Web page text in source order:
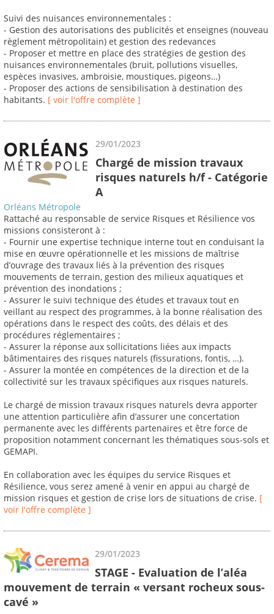
Suivi des nuisances environnementales :
- Gestion des autorisations des publicités et enseignes (nouveau
règlement métropolitain) et gestion des redevances
- Proposer et mettre en place des stratégies de gestion des
nuisances environnementales (bruit, pollutions visuelles,
espèces invasives, ambroisie, moustiques, pigeons…)
- Proposer des actions de sensibilisation à destination des
habitants. [ voir l'offre complète ]
29/01/2023
Chargé de mission travaux
risques naturels h/f - Catégorie
A
Orléans Métropole
Rattaché au responsable de service Risques et Résilience vos
missions consisteront à :
- Fournir une expertise technique interne tout en conduisant la
mise en œuvre opérationnelle et les missions de maîtrise
d’ouvrage des travaux liés à la prévention des risques
mouvements de terrain, gestion des milieux aquatiques et
prévention des inondations ;
- Assurer le suivi technique des études et travaux tout en
veillant au respect des programmes, à la bonne réalisation des
opérations dans le respect des coûts, des délais et des
procédures réglementaires ;
- Assurer la réponse aux sollicitations liées aux impacts
bâtimentaires des risques naturels (fissurations, fontis, …).
- Assurer la montée en compétences de la direction et de la
collectivité sur les travaux spécifiques aux risques naturels.
Le chargé de mission travaux risques naturels devra apporter
une attention particulière afin d’assurer une concertation
permanente avec les différents partenaires et être force de
proposition notamment concernant les thématiques sous-sols et
GEMAPI.
En collaboration avec les équipes du service Risques et
Résilience, vous serez amené à venir en appui au chargé de
mission risques et gestion de crise lors de situations de crise. [
voir l'offre complète ]
29/01/2023
STAGE - Evaluation de l’aléa
mouvement de terrain « versant rocheux sous-
cavé »